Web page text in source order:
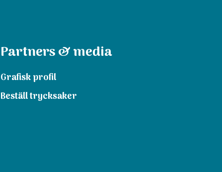
Partners & media
Grafisk profil
Beställ trycksaker